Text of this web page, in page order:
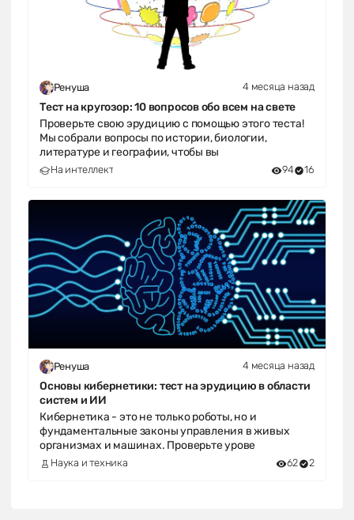
Ренуша 4 месяца назад
Тест на кругозор: 10 вопросов обо всем на свете
Проверьте свою эрудицию с помощью этого теста!
Мы собрали вопросы по истории, биологии,
литературе и географии, чтобы вы
На интеллект 94 16
Ренуша 4 месяца назад
Основы кибернетики: тест на эрудицию в области
систем и ИИ
Кибернетика - это не только роботы, но и
фундаментальные законы управления в живых
организмах и машинах. Проверьте урове
Наука и техника 62 2